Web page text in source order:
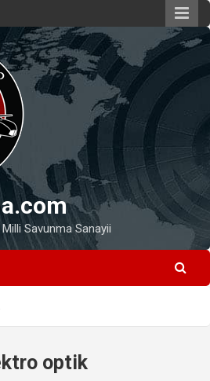
Savunma Sanayii
optik